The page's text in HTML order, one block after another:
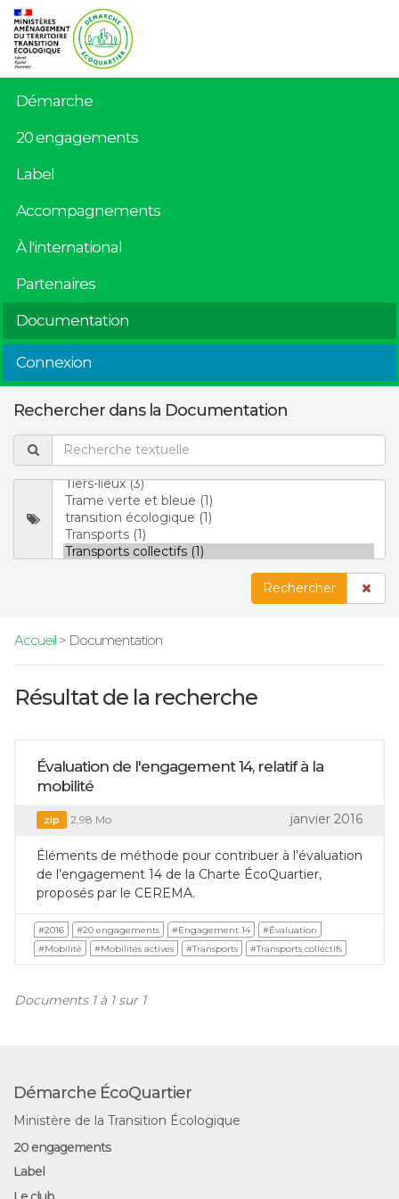
Démarche
20 engagements
Label
Accompagnements
À l'international
Partenaires
Documentation
Connexion
Rechercher dans la Documentation
Rechercher
Accueil> Documentation
Résultat de la recherche
Évaluation de l'engagement 14, relatif à la
mobilité
zip 2,98 Mo janvier 2016
Éléments de méthode pour contribuer à l’évaluation
de l’engagement 14 de la Charte ÉcoQuartier,
proposés par le CEREMA.
#2016 #20 engagements #Engagement 14
#Évaluation
#Mobilité
#Mobilités actives #Transports #Transports collectifs
Documents 1 à 1 sur 1
Démarche ÉcoQuartier
Ministère de la Transition Écologique
20 engagements
Label